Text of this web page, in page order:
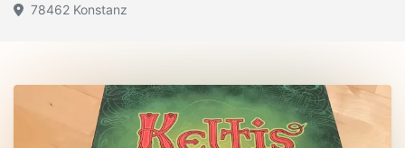
78462 Konstanz